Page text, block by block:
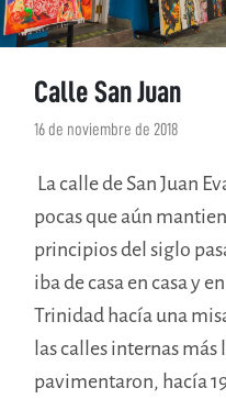
Calle San Juan
16 de noviembre de 2018
La calle de San Juan
pocas que aún
principios del siglo
iba de casa en casa y
Trinidad hacía una
las calles internas
pavimentaron, hacía